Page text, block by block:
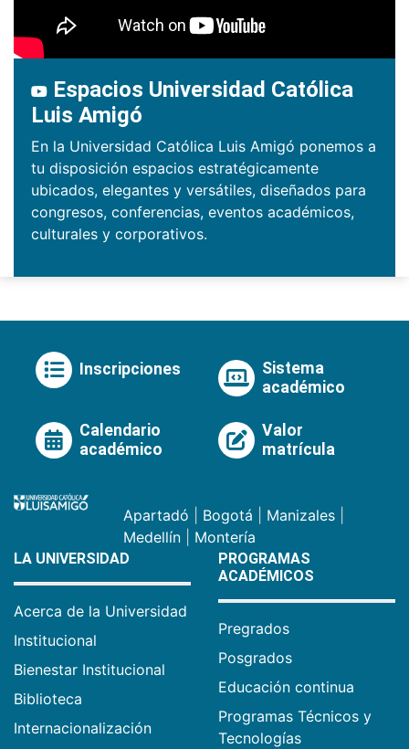
Espacios Universidad Católica
Luis Amigó
En la Universidad Católica Luis Amigó ponemos a
tu disposición espacios estratégicamente
ubicados, elegantes y versátiles, diseñados para
congresos, conferencias, eventos académicos,
culturales y corporativos.
Inscripciones
Sistema
académico
Calendario
académico
Valor
matrícula
Apartadó Bogotá Manizales
Medellín
Montería
LA UNIVERSIDAD
Acerca de la Universidad
Institucional
Bienestar Institucional
Biblioteca
Internacionalización
PROGRAMAS
ACADÉMICOS
Pregrados
Posgrados
Educación continua
Programas Técnicos y
Tecnologías